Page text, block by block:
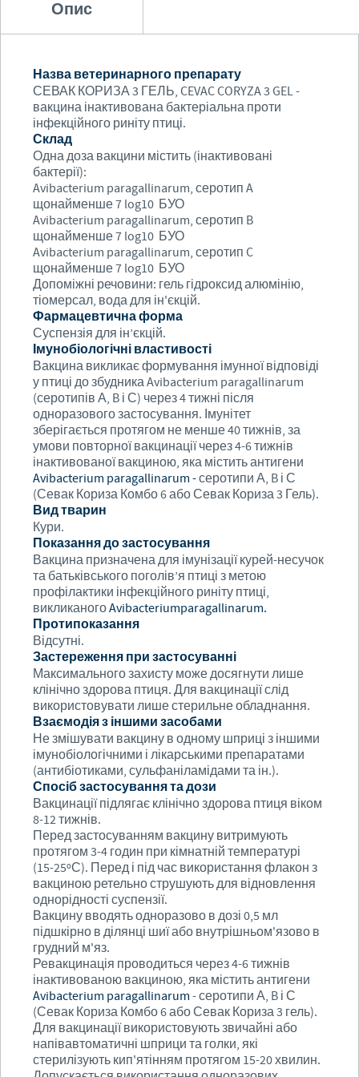
Опис
Назва ветеринарного препарату
СЕВАК КОРИЗА 3 ГЕЛЬ, CEVAC CORYZA 3 GEL -
вакцина інактивована бактеріальна проти
інфекційного риніту птиці.
Склад
Одна доза вакцини містить (інактивовані
бактерії):
Avibacterium paragallinarum, серотип A
щонайменше 7 log10 БУО
Avibacterium paragallinarum, серотип B
щонайменше 7 log10 БУО
Avibacterium paragallinarum, серотип C
щонайменше 7 log10 БУО
Допоміжні речовини: гель гідроксид алюмінію,
тіомерсал, вода для ін'єкцій.
Фармацевтична форма
Суспензія для ін’єкцій.
Імунобіологічні властивості
Вакцина викликає формування імунної відповіді
у птиці до збудника Avibacterium paragallinarum
(серотипів А, B і С) через 4 тижні після
одноразового застосування. Імунітет
зберігається протягом не менше 40 тижнів, за
умови повторної вакцинації через 4-6 тижнів
інактивованої вакциною, яка містить антигени
Avibacterium paragallinarum -серотипи А, B і С
(Севак Кориза Комбо 6 або Севак Кориза 3 Гель).
Вид тварин
Кури.
Показання до застосування
Вакцина призначена для імунізації курей-несучок
та батьківського поголів’я птиці з метою
профілактики інфекційного риніту птиці,
викликаногоAvibacteriumparagallinarum.
Протипоказання
Відсутні.
Застереження при застосуванні
Максимального захисту може досягнути лише
клінічно здорова птиця. Для вакцинації слід
використовувати лише стерильне обладнання.
Взаємодія з іншими засобами
Не змішувати вакцину в одному шприці з іншими
імунобіологічними і лікарськими препаратами
(антибіотиками, сульфаніламідами та ін.).
Спосіб застосування та дози
Вакцинації підлягає клінічно здорова птиця віком
8-12 тижнів.
Перед застосуванням вакцину витримують
протягом 3-4 годин при кімнатній температурі
(15-25ºС). Перед і під час використання флакон з
вакциною ретельно струшують для відновлення
однорідності суспензії.
Вакцину вводять одноразово в дозі 0,5 мл
підшкірно в ділянці шиї або внутрішньом'язово в
грудний м'яз.
Ревакцинація проводиться через 4-6 тижнів
інактивованою вакциною, яка містить антигени
Avibacterium paragallinarum - серотипи А, B і С
(Севак Кориза Комбо 6 або Севак Кориза 3 гель).
Для вакцинації використовують звичайні або
напівавтоматичні шприци та голки, які
стерилізують кип'ятінням протягом 15-20 хвилин.